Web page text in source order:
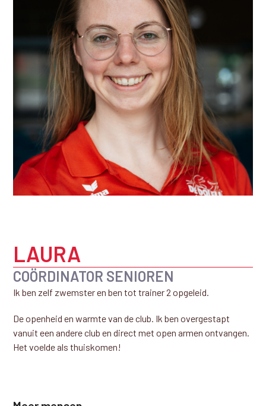
LAURA
COÖRDINATOR SENIOREN
Ik ben zelf zwemster en ben tot trainer 2 opgeleid.
De openheid en warmte van de club. Ik ben overgestapt
vanuit een andere club en direct met open armen ontvangen.
Het voelde als thuiskomen!